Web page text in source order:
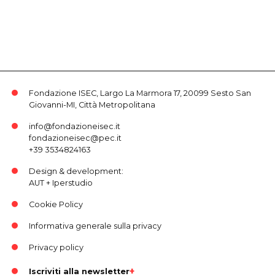
Fondazione ISEC, Largo La Marmora 17, 20099 Sesto San
Giovanni-MI, Città Metropolitana
info@fondazioneisec.it
fondazioneisec@pec.it
+39 3534824163
Design & development:
AUT+ Iperstudio
Cookie Policy
Informativa generale sulla privacy
Privacy policy
Iscriviti alla newsletter